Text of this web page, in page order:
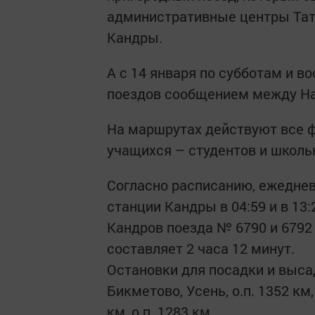
административные центры
Кандры.
А с 14 января по субботам и
поездов сообщением между
На маршрутах действуют все
учащихся – студентов и
Согласно расписанию,
станции Кандры в 04:59 и в
Кандров поезда № 6790 и
составляет 2 часа 12 минут.
Остановки для посадки и
Бикметово, Усень, о.п. 1352